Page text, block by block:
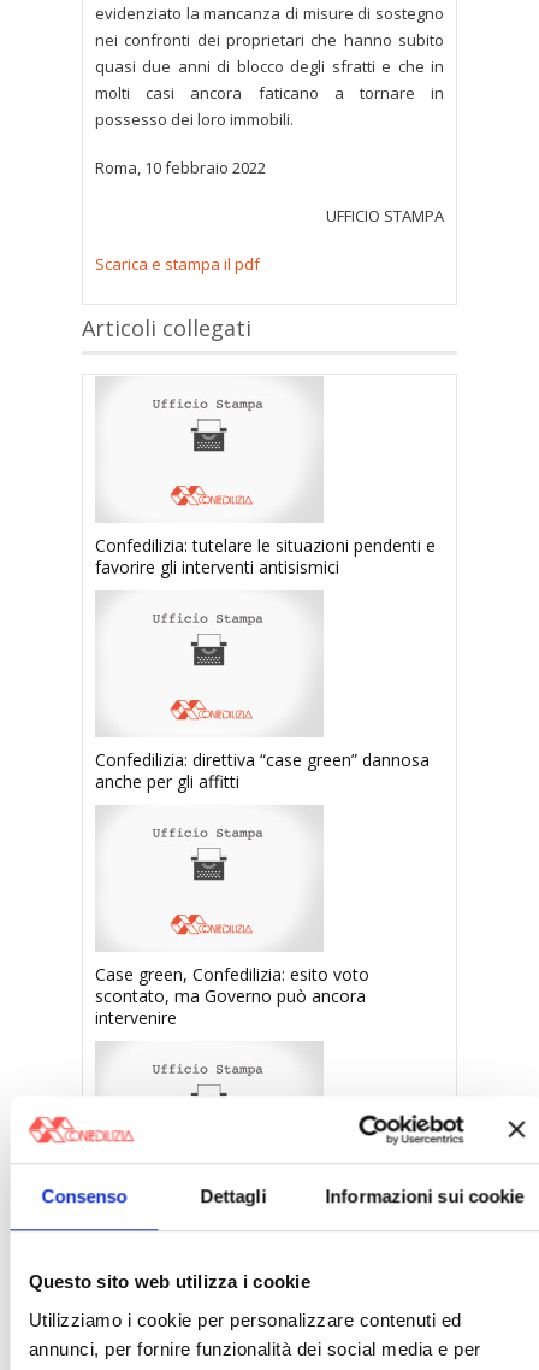
Consenso Dettagli Informazioni sui cookie
Questo sito web utilizza i cookie
Utilizziamo i cookie per personalizzare contenuti ed
annunci, per fornire funzionalità dei social media e per
evidenziato la mancanza di misure di sostegno
nei confronti dei proprietari che hanno subito
quasi due anni di blocco degli sfratti e che in
molti casi ancora faticano a tornare in
possesso dei loro immobili.
Roma, 10 febbraio 2022
UFFICIO STAMPA
Scarica e stampa il pdf
Articoli collegati
Confedilizia: tutelare le situazioni pendenti e
favorire gli interventi antisismici
Confedilizia: direttiva “case green” dannosa
anche per gli affitti
Case green, Confedilizia: esito voto
scontato, ma Governo può ancora
intervenire
Confedilizia, incontro con il Viceministro Leo
〉 Notizie
APPROFONDIMENTI